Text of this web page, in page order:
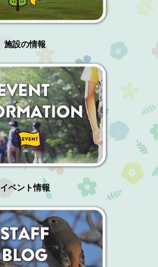
施設の情報
イベント情報